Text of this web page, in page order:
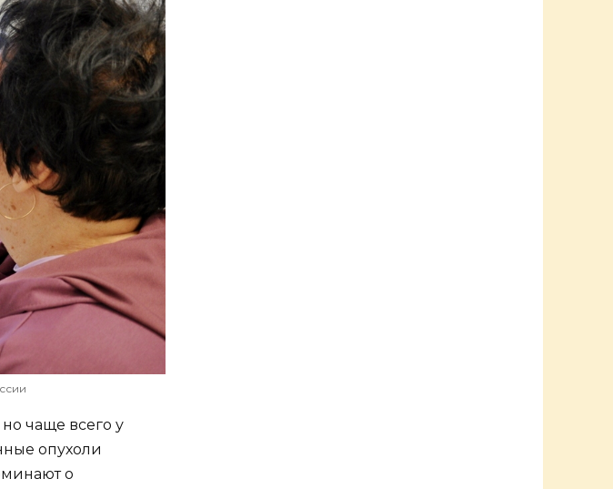
чаще всего у
опухоли
о